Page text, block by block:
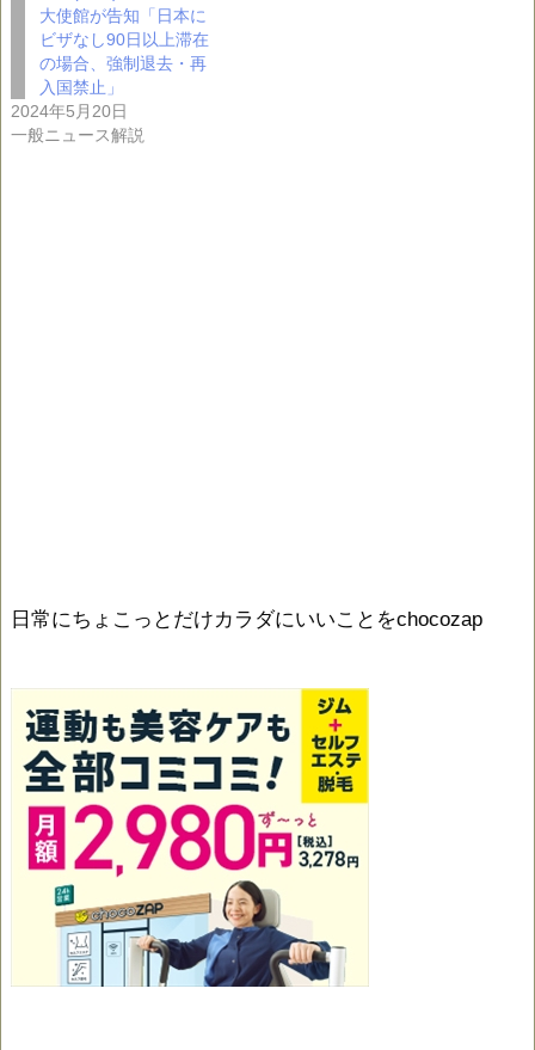
大使館が告知「日本に
ビザなし90日以上滞在
の場合、強制退去・再
入国禁止」
2024年5月20日
一般ニュース解説
日常にちょこっとだけカラダにいいことをchocozap